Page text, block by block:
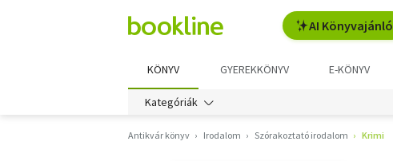
AI Könyvajánló
KÖNYV GYEREKKÖNYV E-KÖNYV
Kategóriák
Antikvár könyv Irodalom Szórakoztató irodalom Krimi